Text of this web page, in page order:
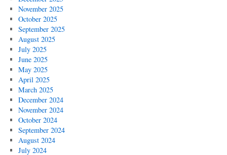
November 2025
October 2025
September 2025
August 2025
July 2025
June 2025
May 2025
April 2025
March 2025
December 2024
November 2024
October 2024
September 2024
August 2024
July 2024